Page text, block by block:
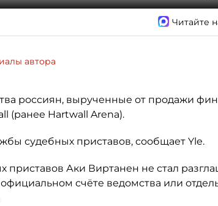
Читайте
автора
россиян, вырученные от продажи
(ранее Hartwall Arena).
судебных приставов, сообщает Yle.
приставов Аки Виртанен не стал
счёте ведомства или